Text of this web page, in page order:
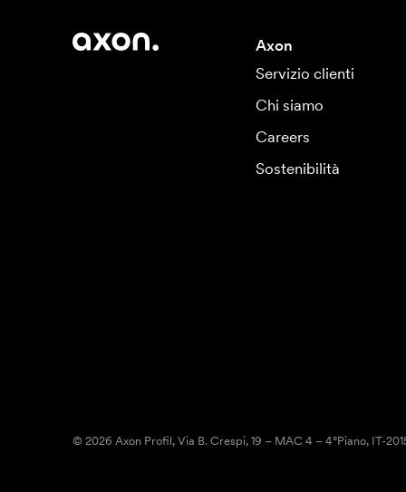
Axon
Servizio clienti
Chi siamo
Careers
Sostenibilità
© 2026 Axon Profil, Via B. Crespi, 19 – MAC 4 – 4°Piano, IT-